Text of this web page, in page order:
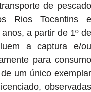
de pescado
Rios Tocantins e
a partir de 1º de
a captura e/ou
para consumo
um único exemplar
observadas